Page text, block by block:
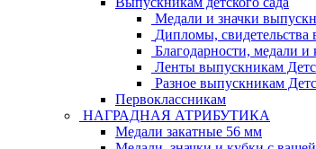
Медали и значки
Дипломы, свидетельства
Благодарности, медали и
Ленты выпускникам
Разное выпускникам
Первоклассникам
НАГРАДНАЯ АТРИБУТИКА
Медали закатные 56 мм